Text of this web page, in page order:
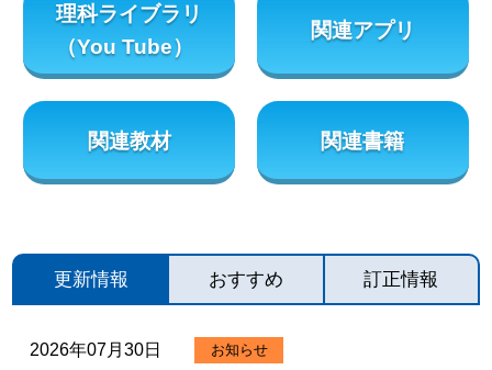
理科ライブラリ
（You Tube）
関連アプリ
関連教材 関連書籍
更新情報 おすすめ 訂正情報
2026年07月30日 お知らせ